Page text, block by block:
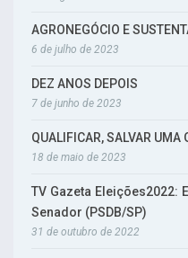
AGRONEGÓCIO E
6 de julho de 2023
DEZ ANOS DEPOIS
7 de junho de 2023
QUALIFICAR, SALVAR UMA
18 de maio de 2023
TV Gazeta Eleições2022:
Senador (PSDB/SP)
31 de outubro de 2022